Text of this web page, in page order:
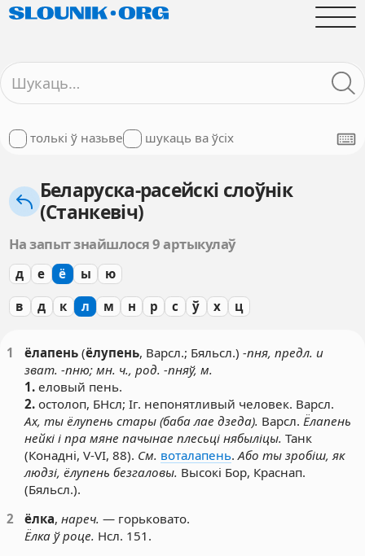
толькі ў назьве шукаць ва ўсіх
Беларуска-расейскі слоўнік
(Станкевіч)
На запыт знайшлося 9 артыкулаў
д е ё ы ю
в д к л м н р с ў х ц
1 ёлапень (ёлупень, Варсл.; Бяльсл.)-пня, предл. и
зват. -пню; мн. ч., род. -пняў, м.
1. еловый пень.
2. остолоп, БНсл; Іг. непонятливый человек. Варсл.
Ах, ты ёлупень стары (баба лае дзеда). Варсл. Ёлапень
нейкі і пра мяне пачынае плесьці нябыліцы. Танк
(Конадні, V-VІ, 88). См. воталапень.Або ты зробіш, як
людзі, ёлупень безгаловы. Высокі Бор, Краснап.
(Бяльсл.).
2
ёлка,нареч. — горьковато.
Ёлка ў роце. Нсл. 151.